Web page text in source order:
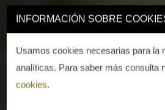
INFORMACIÓN SOBRE
Usamos cookies necesarias para la
analíticas. Para saber más consulta
cookies.